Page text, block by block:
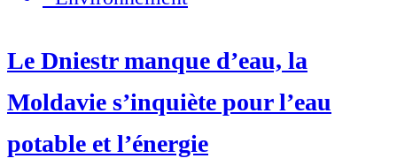
Le Dniestr manque d’eau, la
Moldavie s’inquiète pour l’eau
potable et l’énergie